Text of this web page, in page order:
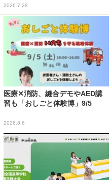
2026.7.28
医療✕消防、縫合デモやAED講
習も「おしごと体験博」9/5
2026.8.6